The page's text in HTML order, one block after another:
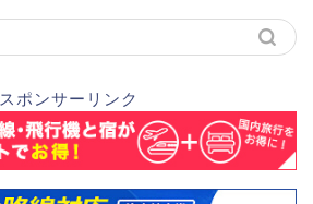
スポンサーリンク